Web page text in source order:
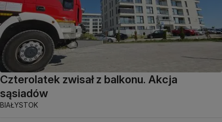
Czterolatek zwisał z balkonu. Akcja
sąsiadów
BIAŁYSTOK